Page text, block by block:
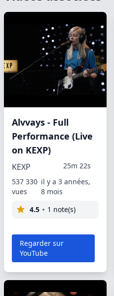
Alvvays - Full
Performance (Live
on KEXP)
KEXP
25m 22s
537 330
vues
il y a 3 années,
8 mois
4.5
1 note(s)
Regarder sur
YouTube